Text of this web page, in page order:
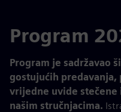
Program
Program je sadržavao
gostujućih
vrijedne uvide stečene
našim stručnjacima.